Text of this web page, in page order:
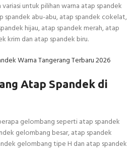
untuk pilihan warna atap spandek
spandek abu-abu, atap spandek cokelat,
hijau, atap spandek merah, atap
krim dan atap spandek biru.
Warna Tangerang Terbaru 2026
Atap Spandek di
gelombang seperti atap spandek
gelombang besar, atap spandek
gelombang tipe H dan atap spandek